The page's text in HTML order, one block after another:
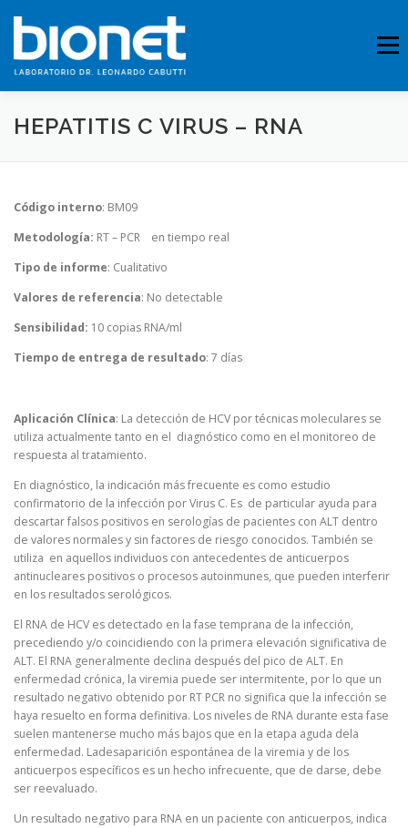
contenido
Menú
QUIENES SOMOS PRESTACIONES
HEPATITIS C VIRUS – RNA
Código interno: BM09
Metodología: RT – PCR en tiempo real
Tipo de informe: Cualitativo
Valores de referencia: No detectable
Sensibilidad: 10 copias RNA/ml
Tiempo de entrega de resultado: 7 días
Aplicación Clínica: La detección de HCV por técnicas moleculares se
utiliza actualmente tanto en el diagnóstico como en el monitoreo de
respuesta al tratamiento.
En diagnóstico, la indicación más frecuente es como estudio
confirmatorio de la infección por Virus C. Es de particular ayuda para
descartar falsos positivos en serologías de pacientes con ALT dentro
de valores normales y sin factores de riesgo conocidos. También se
utiliza en aquellos individuos con antecedentes de anticuerpos
antinucleares positivos o procesos autoinmunes, que pueden interferir
en los resultados serológicos.
El RNA de HCV es detectado en la fase temprana de la infección,
precediendo y/o coincidiendo con la primera elevación significativa de
ALT. El RNA generalmente declina después del pico de ALT. En
enfermedad crónica, la viremia puede ser intermitente, por lo que un
resultado negativo obtenido por RT PCR no significa que la infección se
haya resuelto en forma definitiva. Los niveles de RNA durante esta fase
suelen mantenerse mucho más bajos que en la etapa aguda dela
enfermedad. Ladesaparición espontánea de la viremia y de los
anticuerpos específicos es un hecho infrecuente, que de darse, debe
ser reevaluado.
Un resultado negativo para RNA en un paciente con anticuerpos, indica